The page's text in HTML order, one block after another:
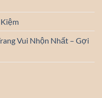
Vui Nhộn Nhất – Gợi